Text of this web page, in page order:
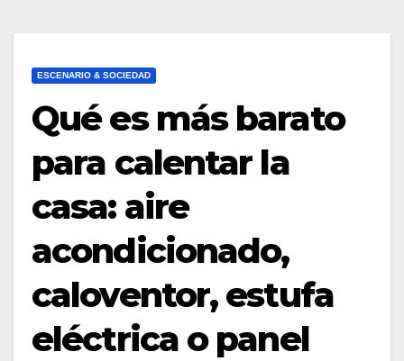
ESCENARIO & SOCIEDAD
Qué es más barato
para calentar la
casa: aire
acondicionado,
caloventor, estufa
eléctrica o panel